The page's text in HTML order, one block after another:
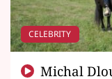
CELEBRITY